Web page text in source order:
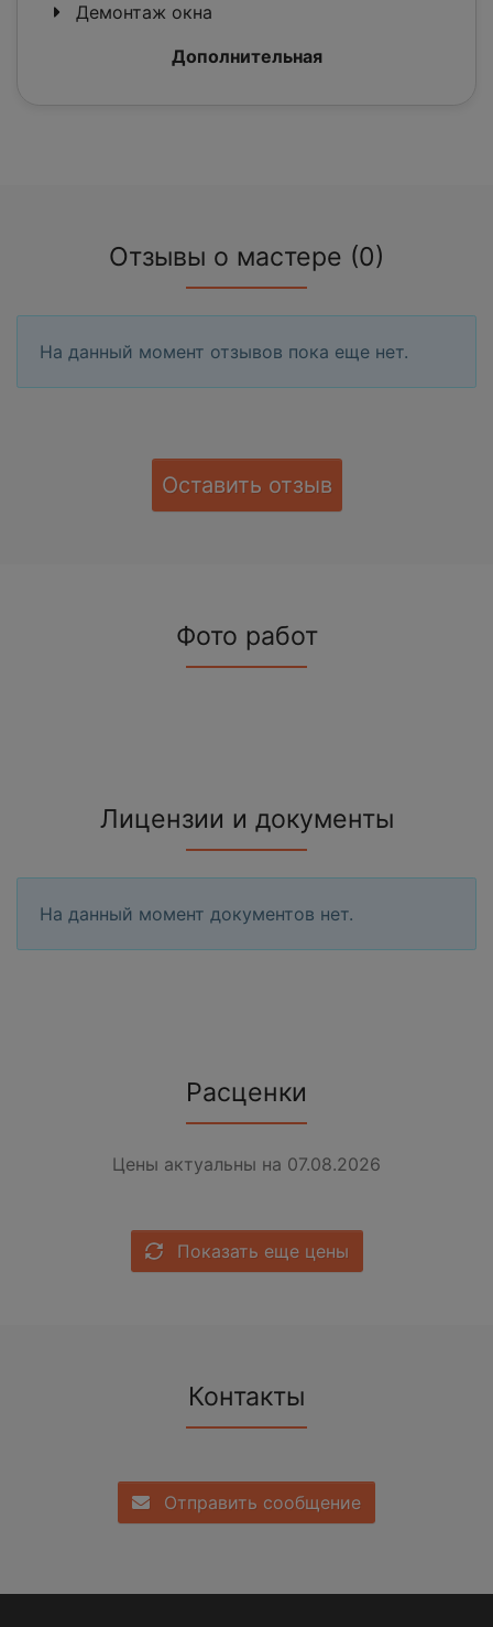
Демонтаж окна
Дополнительная
Отзывы о мастере (0)
На данный момент отзывов пока еще нет.
Оставить отзыв
Фото работ
Лицензии и документы
На данный момент документов нет.
Расценки
Цены актуальны на 07.08.2026
Показать еще цены
Контакты
Отправить сообщение